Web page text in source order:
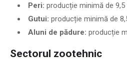
Peri: producție minimă de
Gutui: producție minimă de
Aluni de pădure: producție
Sectorul zootehnic